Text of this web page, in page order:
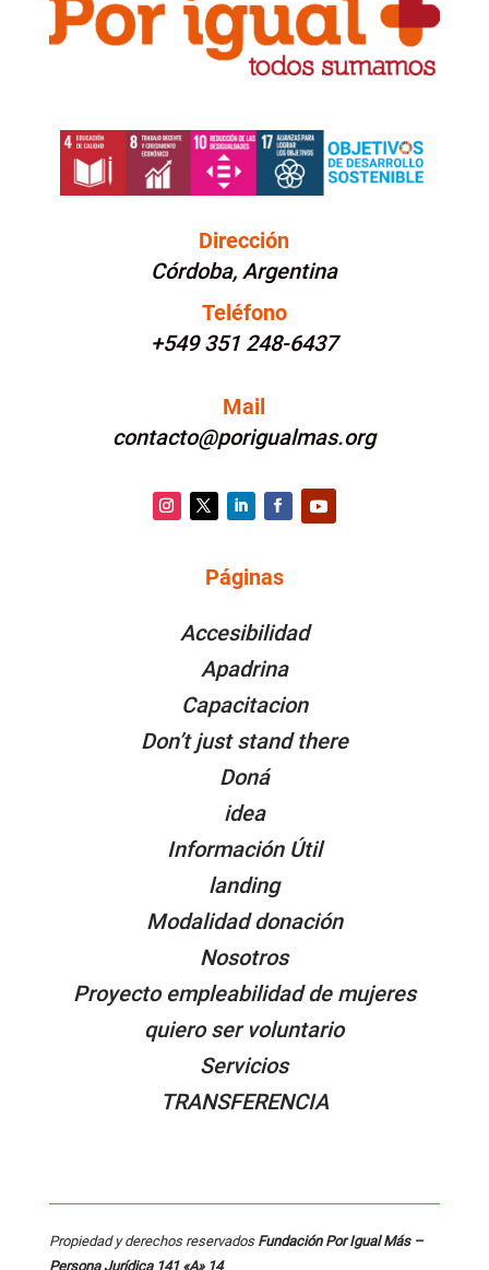
Dirección
Córdoba, Argentina
Teléfono
+549 351 248-6437
Mail
contacto@porigualmas.org
Facebook
Páginas
Accesibilidad
Apadrina
Capacitacion
Don’t just stand there
Doná
idea
Información Útil
landing
Modalidad donación
Nosotros
Proyecto empleabilidad de mujeres
quiero ser voluntario
Servicios
TRANSFERENCIA
Propiedad y derechos reservados Fundación Por Igual Más –
Persona Jurídica 141 «A» 14